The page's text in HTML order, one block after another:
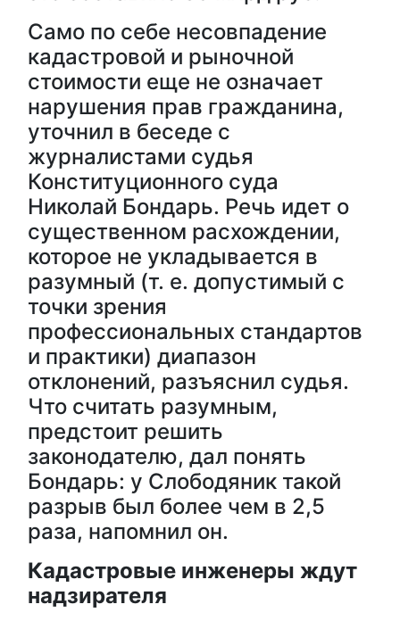
Само по себе несовпадение
кадастровой и рыночной
стоимости еще не означает
нарушения прав гражданина,
уточнил в беседе с
журналистами судья
Конституционного суда
Николай Бондарь. Речь идет о
существенном расхождении,
которое не укладывается в
разумный (т. е. допустимый с
точки зрения
профессиональных стандартов
и практики) диапазон
отклонений, разъяснил судья.
Что считать разумным,
предстоит решить
законодателю, дал понять
Бондарь: у Слободяник такой
разрыв был более чем в 2,5
раза, напомнил он.
Кадастровые инженеры ждут
надзирателя